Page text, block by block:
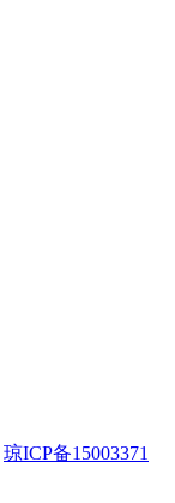
琼ICP备15003371